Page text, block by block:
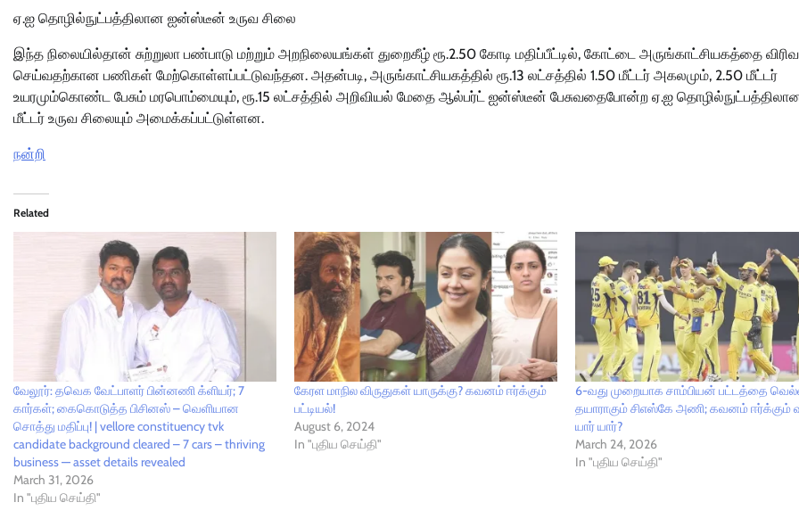
ஏ.ஐ தொழில்நுட்பத்திலான ஐன்ஸ்டீன் உருவ சிலை
இந்த நிலையில்தான் சுற்றுலா பண்பாடு மற்றும் அறநிலையங்கள் துறைகீழ் ரூ.2.50 கோடி மதிப்பீட்டில், கோட்டை அருங்காட்சியகத்தை
செய்வதற்கான பணிகள் மேற்கொள்ளப்பட்டுவந்தன. அதன்படி, அருங்காட்சியகத்தில் ரூ.13 லட்சத்தில் 1.50 மீட்டர் அகலமும், 2.50 மீட்டர்
உயரமும்கொண்ட பேசும் மரபொம்மையும், ரூ.15 லட்சத்தில் அறிவியல் மேதை ஆல்பர்ட் ஐன்ஸ்டீன் பேசுவதைபோன்ற ஏ.ஐ தொழில்நுட்பத்திலான
மீட்டர் உருவ சிலையும் அமைக்கப்பட்டுள்ளன.
நன்றி
Related
வேலூர்: தவெக வேட்பாளர் பின்னணி க்ளியர்; 7
கார்கள்; கைகொடுத்த பிசினஸ் – வெளியான
சொத்து மதிப்பு! | vellore constituency tvk
candidate background cleared – 7 cars – thriving
business — asset details revealed
March 31, 2026
In "புதிய செய்தி"
கேரள மாநில விருதுகள் யாருக்கு? கவனம் ஈர்க்கும்
பட்டியல்!
August 6, 2024
In "புதிய செய்தி"
6-வது முறையாக சாம்பியன் பட்டத்தை
தயாராகும் சிஎஸ்கே அணி; கவனம் ஈர்க்கும்
யார் யார்?
March 24, 2026
In "புதிய செய்தி"